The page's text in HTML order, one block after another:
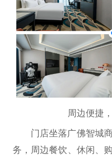
周边便捷
门店坐落广佛智城
务，周边餐饮、休闲、